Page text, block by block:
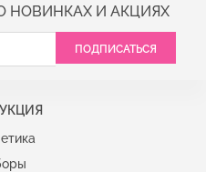
НОВИНКАХ И АКЦИЯХ